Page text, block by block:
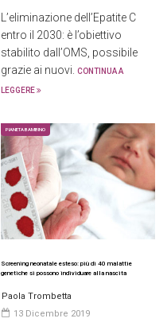
L’eliminazione dell’Epatite C
entro il 2030: è l’obiettivo
stabilito dall’OMS, possibile
grazie ai nuovi. CONTINUA A
LEGGERE
PIANETA BAMBINO
Screening neonatale esteso: più di 40 malattie
genetiche si possono individuare alla nascita
Paola Trombetta
13 Dicembre 2019